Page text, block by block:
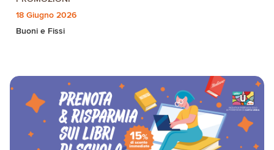
18 Giugno 2026
Buoni e Fissi